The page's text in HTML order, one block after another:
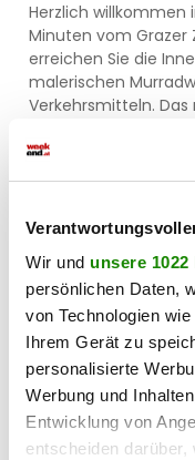
Wir und unsere
persönlichen Daten,
von Technologien
Ihrem Gerät zu
personalisierte
Werbung und
Entwicklung von
entscheiden
Herzlich willkommen
Minuten vom Grazer
erreichen Sie die
malerischen
Verkehrsmitteln.
- nur 5 Minuten
flanieren Sie entlang
perfekte Mischung
wohnen Sie in ruhiger
Hause!
In der
Bus
< 1km